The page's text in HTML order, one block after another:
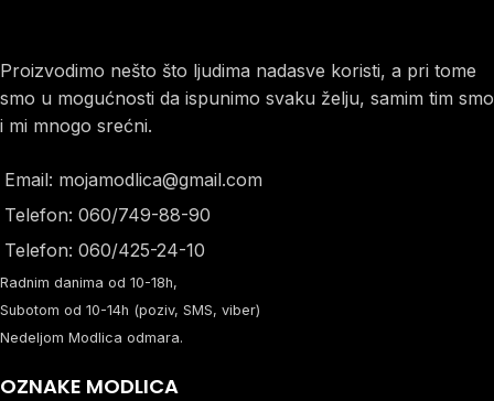
Proizvodimo nešto što ljudima nadasve koristi, a pri tome
smo u mogućnosti da ispunimo svaku želju, samim tim smo
i mi mnogo srećni.
Email: mojamodlica@gmail.com
Telefon: 060/749-88-90
Telefon: 060/425-24-10
Radnim danima od 10-18h,
Subotom od 10-14h (poziv, SMS, viber)
Nedeljom Modlica odmara.
OZNAKE MODLICA